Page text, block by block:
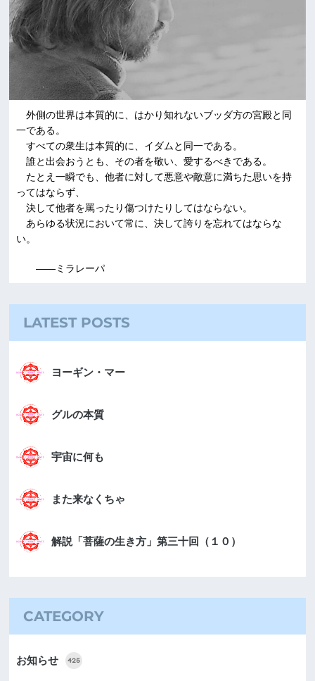
外側の世界は本質的に、はかり知れないブッダ方の宮殿と同
一である。
すべての衆生は本質的に、イダムと同一である。
誰と出会おうとも、その者を敬い、愛するべきである。
たとえ一瞬でも、他者に対して悪意や敵意に満ちた思いを持
ってはならず、
決して他者を罵ったり傷つけたりしてはならない。
あらゆる状況において常に、決して誇りを忘れてはならな
い。
――ミラレーパ
LATEST POSTS
ヨーギン・マー
グルの本質
宇宙に何も
また来なくちゃ
解説「菩薩の生き方」第三十回（１０）
CATEGORY
お知らせ 425